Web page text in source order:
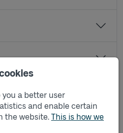
you a better user
and enable certain
the website. This is how we